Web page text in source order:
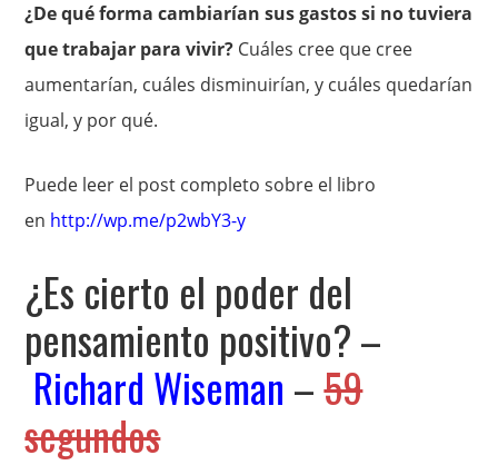
¿De qué forma cambiarían sus gastos si no tuviera
que trabajar para vivir? Cuáles cree que cree
aumentarían, cuáles disminuirían, y cuáles quedarían
igual, y por qué.
Puede leer el post completo sobre el libro
en http://wp.me/p2wbY3-y
¿Es cierto el poder del
pensamiento positivo? –
Richard Wiseman –59
segundos